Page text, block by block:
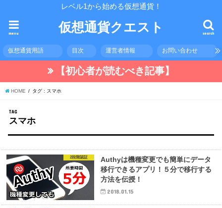
レベル1から始める仮想通貨！
仮想通貨クエスト search
menu
仮想通貨用語 目次 運営者情報 お問い合わせ
【初心者が読むべき記事】
HOME タグ : スマホ
TAG
スマホ
2段階認証
Authyは機種変更でも簡単にデータ
移行できるアプリ！５分で移行する
方法を伝授！
2018.01.15